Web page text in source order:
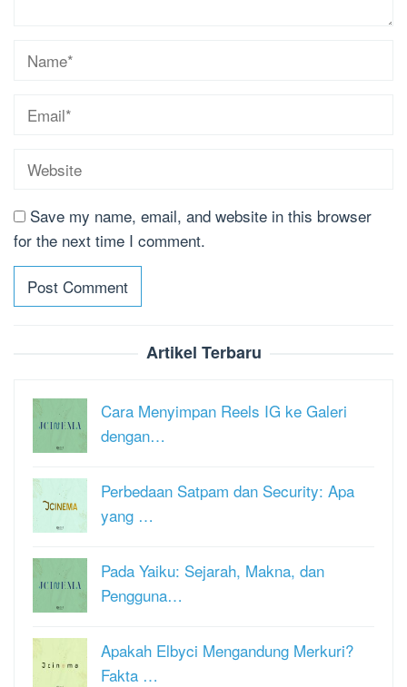
Save my name, email, and website in this browser
for the next time I comment.
Artikel Terbaru
Cara Menyimpan Reels IG ke Galeri
dengan…
Perbedaan Satpam dan Security: Apa
yang …
Pada Yaiku: Sejarah, Makna, dan
Pengguna…
Apakah Elbyci Mengandung Merkuri?
Fakta …